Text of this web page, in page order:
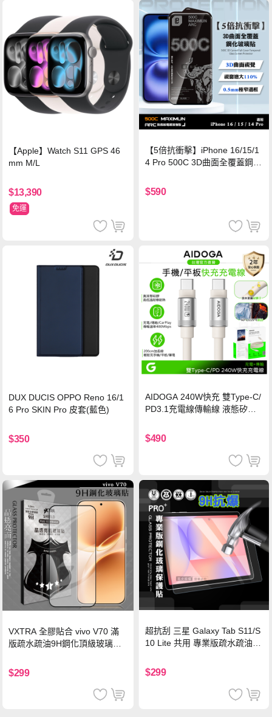
【Apple】Watch S11 GPS 46
mm M/L
$13,390
免運
【5倍抗衝擊】iPhone 16/15/1
4 Pro 500C 3D曲面全覆蓋鋼化
保護貼
$590
DUX DUCIS OPPO Reno 16/1
6 Pro SKIN Pro 皮套(藍色)
$350
AIDOGA 240W快充 雙Type-C/
PD3.1充電線傳輸線 液態矽膠
機/平板/筆電
$490
VXTRA 全膠貼合 vivo V70 滿
版疏水疏油9H鋼化頂級玻璃貼
$299
超抗刮 三星 Galaxy Tab S11/S
10 Lite 共用 專業版疏水疏油9
$299